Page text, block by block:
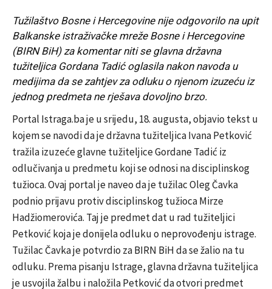
Tužilaštvo Bosne i Hercegovine nije odgovorilo na upit
Balkanske istraživačke mreže Bosne i Hercegovine
(BIRN BiH) za komentar niti se glavna državna
tužiteljica Gordana Tadić oglasila nakon navoda u
medijima da se zahtjev za odluku o njenom izuzeću iz
jednog predmeta ne rješava dovoljno brzo.
Portal Istraga.ba je u srijedu, 18. augusta, objavio tekst u
kojem se navodi da je državna tužiteljica Ivana Petković
tražila izuzeće glavne tužiteljice Gordane Tadić iz
odlučivanja u predmetu koji se odnosi na disciplinskog
tužioca. Ovaj portal je naveo da je tužilac Oleg Čavka
podnio prijavu protiv disciplinskog tužioca Mirze
Hadžiomerovića. Taj je predmet dat u rad tužiteljici
Petković koja je donijela odluku o neprovođenju istrage.
Tužilac Čavka je potvrdio za BIRN BiH da se žalio na tu
odluku. Prema pisanju Istrage, glavna državna tužiteljica
je usvojila žalbu i naložila Petković da otvori predmet